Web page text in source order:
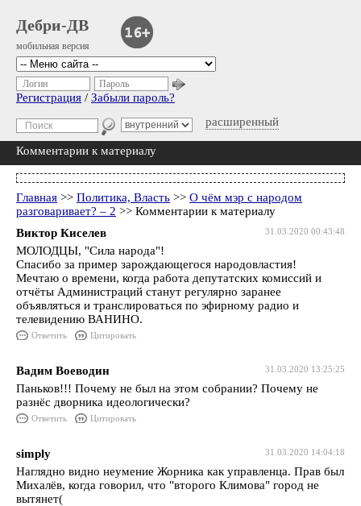
Дебри-ДВ
мобильная версия
расширенный
Логин Пароль
Регистрация / Забыли пароль?
Комментарии к материалу
Главная >> Политика, Власть >> О чём мэр с народом
разговаривает? – 2 >> Комментарии к материалу
31.03.2020 00:43:48
Виктор Киселев
МОЛОДЦЫ, "Сила народа"!
Спасибо за пример зарождающегося народовластия!
Мечтаю о времени, когда работа депутатских комиссий и
отчёты Администраций станут регулярно заранее
объявляться и транслироваться по эфирному радио и
телевидению ВАНИНО.
Ответить Цитировать
31.03.2020 13:25:25
Вадим Воеводин
Паньков!!! Почему не был на этом собрании? Почему не
разнёс дворника идеологически?
Ответить Цитировать
31.03.2020 14:04:18
simply
Наглядно видно неумение Жорника как управленца. Прав был
Михалёв, когда говорил, что "второго Климова" город не
вытянет(